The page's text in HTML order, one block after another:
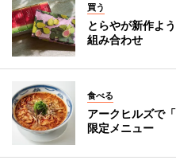
買う
とらやが新作よ
組み合わせ
食べる
アークヒルズで
限定メニュー